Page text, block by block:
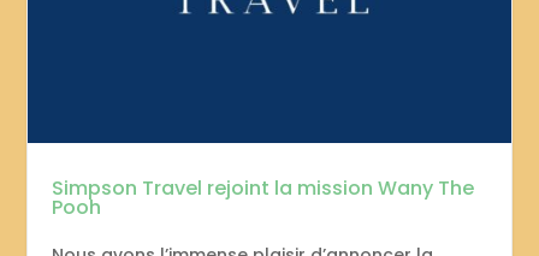
Simpson Travel rejoint la mission Wany The
Pooh